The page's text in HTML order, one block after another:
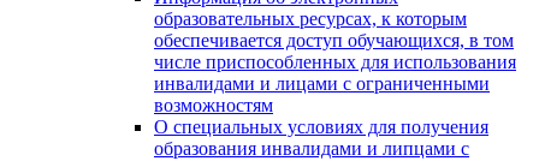
образовательных ресурсах, к которым
обеспечивается доступ обучающихся, в том
числе приспособленных для использования
инвалидами и лицами с ограниченными
возможностям
О специальных условиях для получения
образования инвалидами и липцами с